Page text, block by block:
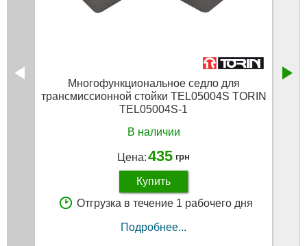
Многофункциональное седло для
трансмиссионной стойки TEL05004S TORIN
TEL05004S-1
В наличии
Цена:435 грн
Купить
Отгрузка в течение 1 рабочего дня
Подробнее...